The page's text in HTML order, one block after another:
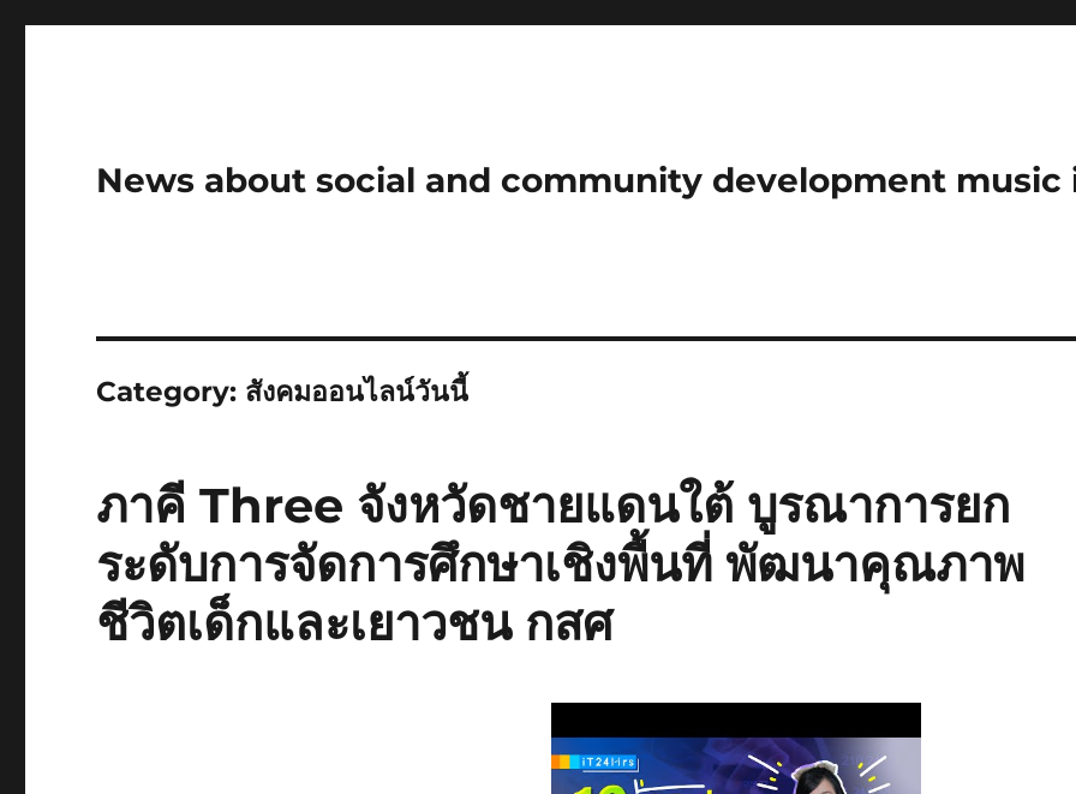
News about social and community development
Category: สังคมออนไลน์วันนี้
ภาคี Three จังหวัดชายแดนใต้ บูรณาการยก
ระดับการจัดการศึกษาเชิงพื้นที่ พัฒนาคุณภาพ
ชีวิตเด็กและเยาวชน กสศ